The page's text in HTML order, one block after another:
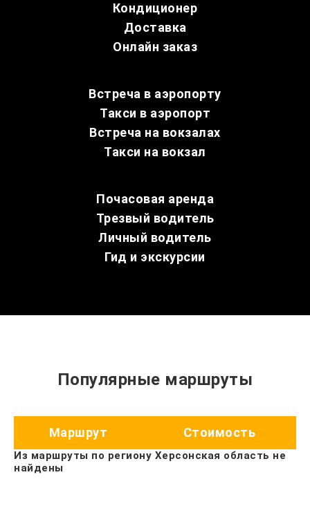
Кондиционер
Доставка
Онлайн заказ
Встреча в аэропорту
Такси в аэропорт
Встреча на вокзалах
Такси на вокзал
Почасовая аренда
Трезвый водитель
Личный водитель
Гид и экскурсии
Популярные маршруты
Маршрут Стоимость
Из маршруты по региону Херсонская область не
найдены